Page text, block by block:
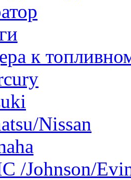
к
Nissan
/Johnson/